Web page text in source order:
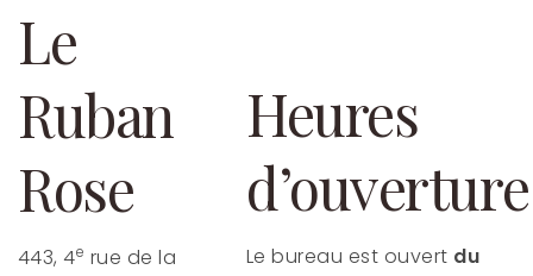
Le
Ruban
Rose
443, 4e rue de la
Heures
d’ouverture
Le bureau est ouvert du